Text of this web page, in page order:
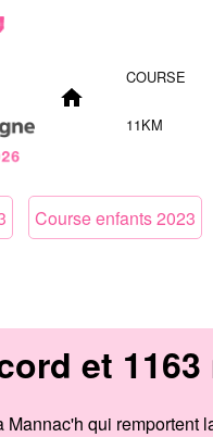
COURSE
11KM
Course enfants 2023
et
qui remportent